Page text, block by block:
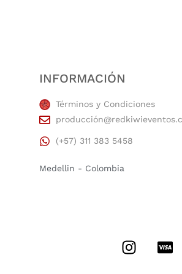
INFORMACIÓN
Términos y Condiciones
(+57) 311 383 5458
Medellin - Colombia